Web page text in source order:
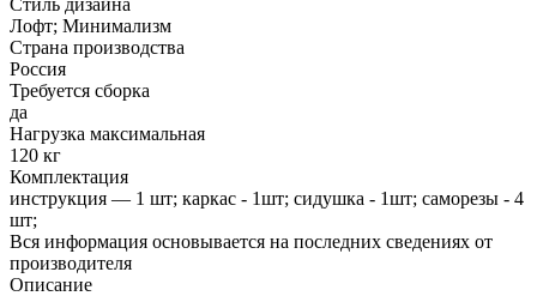
Лофт; Минимализм
Страна производства
Россия
Требуется сборка
да
Нагрузка максимальная
120 кг
Комплектация
инструкция — 1 шт; каркас - 1шт; сидушка - 1шт; саморезы - 4
шт;
Вся информация основывается на последних сведениях от
производителя
Описание